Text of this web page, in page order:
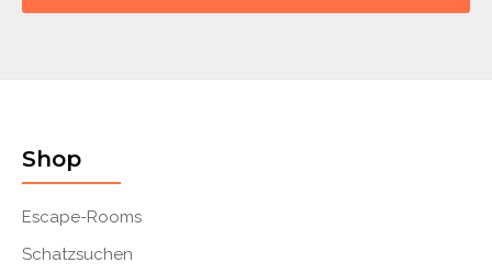
Shop
Escape-Rooms
Schatzsuchen